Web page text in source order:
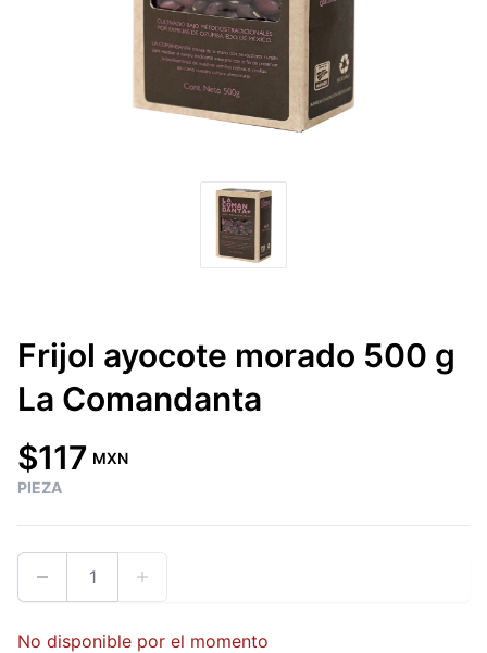
Frijol ayocote morado 500 g
La Comandanta
$117 MXN
PIEZA
No disponible por el momento